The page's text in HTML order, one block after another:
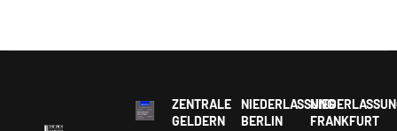
ZENTRALE
GELDERN
NIEDERLASSUNG
BERLIN
FRANKFURT